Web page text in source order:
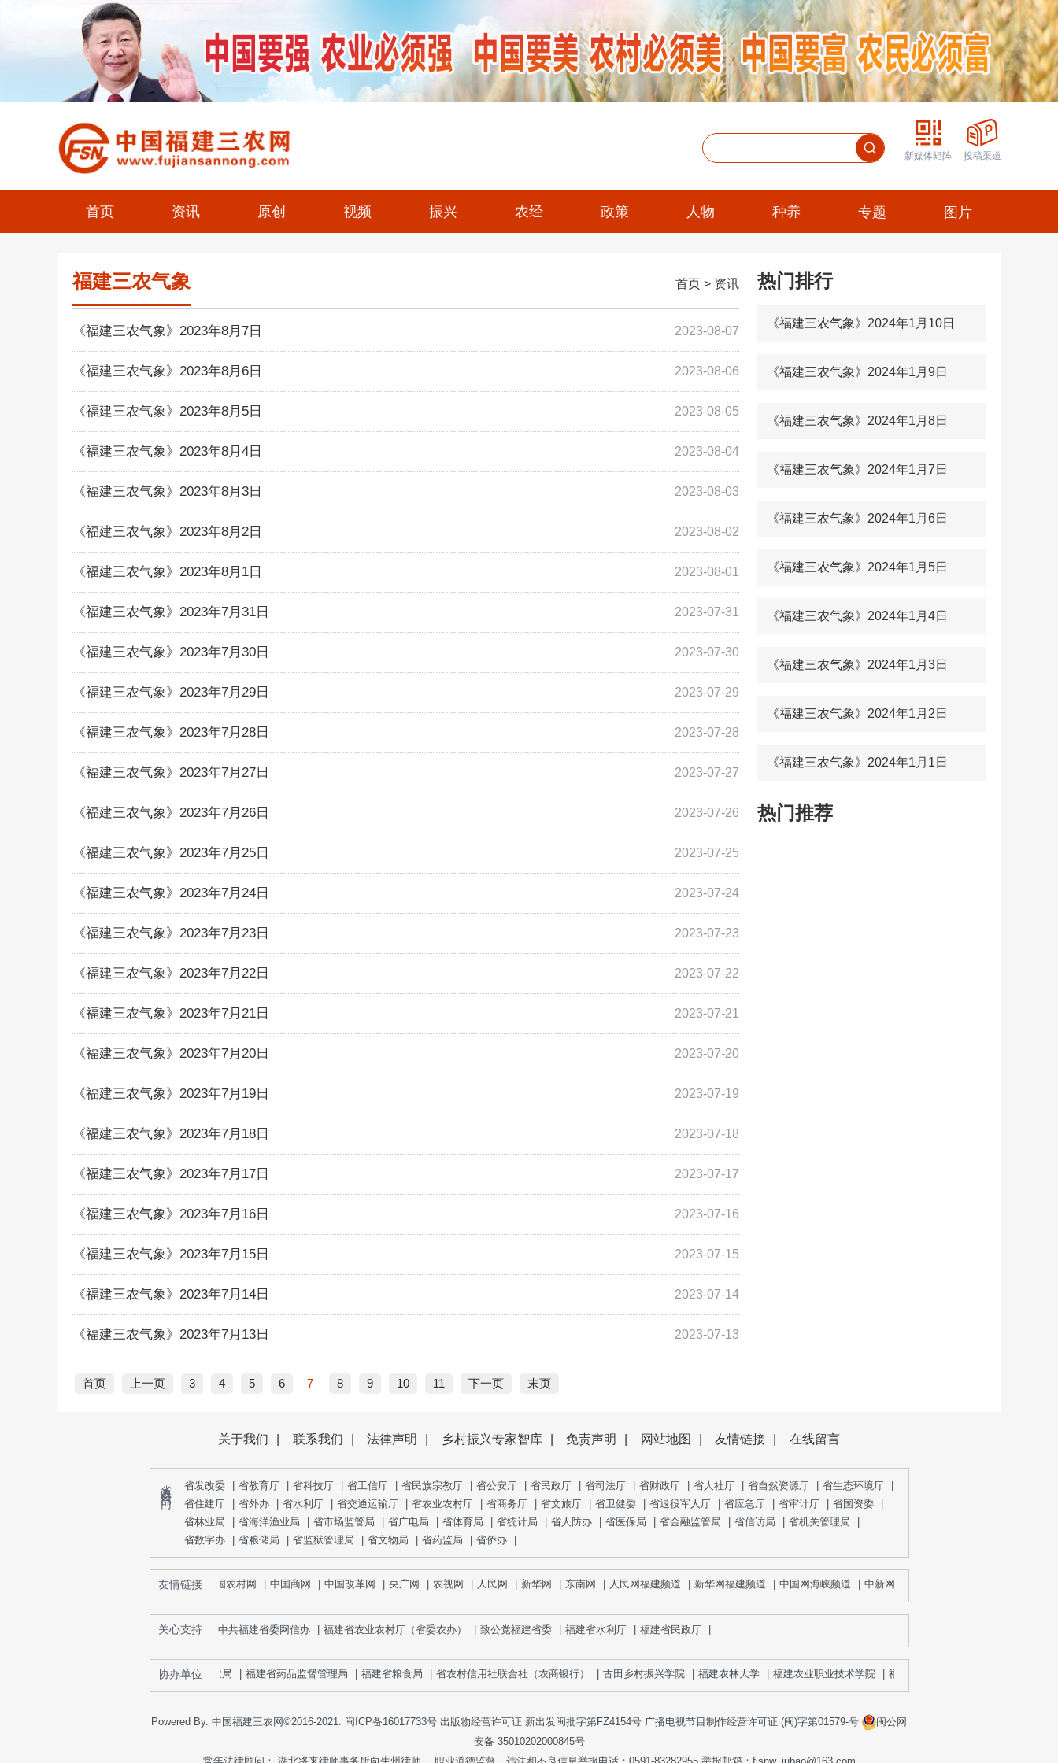
新媒体矩阵 投稿渠道
首页 资讯 原创 视频 振兴 农经 政策 人物 种养 专题 图片
福建三农气象 首页 > 资讯
《福建三农气象》2023年8月7日 2023-08-07
《福建三农气象》2023年8月6日 2023-08-06
《福建三农气象》2023年8月5日 2023-08-05
《福建三农气象》2023年8月4日 2023-08-04
《福建三农气象》2023年8月3日 2023-08-03
《福建三农气象》2023年8月2日 2023-08-02
《福建三农气象》2023年8月1日 2023-08-01
《福建三农气象》2023年7月31日 2023-07-31
《福建三农气象》2023年7月30日 2023-07-30
《福建三农气象》2023年7月29日 2023-07-29
《福建三农气象》2023年7月28日 2023-07-28
《福建三农气象》2023年7月27日 2023-07-27
《福建三农气象》2023年7月26日 2023-07-26
《福建三农气象》2023年7月25日 2023-07-25
《福建三农气象》2023年7月24日 2023-07-24
《福建三农气象》2023年7月23日 2023-07-23
《福建三农气象》2023年7月22日 2023-07-22
《福建三农气象》2023年7月21日 2023-07-21
《福建三农气象》2023年7月20日 2023-07-20
《福建三农气象》2023年7月19日 2023-07-19
《福建三农气象》2023年7月18日 2023-07-18
《福建三农气象》2023年7月17日 2023-07-17
《福建三农气象》2023年7月16日 2023-07-16
《福建三农气象》2023年7月15日 2023-07-15
《福建三农气象》2023年7月14日 2023-07-14
《福建三农气象》2023年7月13日 2023-07-13
首页 上一页 3 4 5 6 7 8 9 10 11 下一页 末页
热门排行
《福建三农气象》2024年1月10日
《福建三农气象》2024年1月9日
《福建三农气象》2024年1月8日
《福建三农气象》2024年1月7日
《福建三农气象》2024年1月6日
《福建三农气象》2024年1月5日
《福建三农气象》2024年1月4日
《福建三农气象》2024年1月3日
《福建三农气象》2024年1月2日
《福建三农气象》2024年1月1日
热门推荐
关于我们 联系我们 法律声明 乡村振兴专家智库 免责声明 网站地图 友情链接 在线留言
省 政 府 部 门 省发改委 省教育厅 省科技厅 省工信厅 省民族宗教厅 省公安厅 省民政厅 省司法厅 省财政厅 省人社厅 省自然资源厅 省生态环境厅
省住建厅
省外办 省水利厅 省交通运输厅 省农业农村厅 省商务厅 省文旅厅 省卫健委 省退役军人厅 省应急厅 省审计厅 省国资委
省林业局
省海洋渔业局 省市场监管局 省广电局 省体育局 省统计局 省人防办 省医保局 省金融监管局 省信访局 省机关管理局
省数字办
省粮储局 省监狱管理局 省文物局 省药监局 省侨办
友情链接中国农村网 中国商网 中国改革网 央广网 农视网 人民网 新华网 东南网 人民网福建频道 新华网福建频道 中国网海峡频道 中新网福建
关心支持 中共福建省委网信办 福建省农业农村厅（省委农办） 致公党福建省委 福建省水利厅 福建省民政厅
协办单位
福建省海洋与渔业局 福建省药品监督管理局 福建省粮食局 省农村信用社联合社（农商银行） 古田乡村振兴学院 | 福建农林大学 | 福建农业职业技术学院 | 福建省林业局
Powered By. 中国福建三农网©2016-2021. 闽ICP备16017733号 出版物经营许可证 新出发闽批字第FZ4154号 广播电视节目制作经营许可证 (闽)字第01579-号
闽公网
安备 35010202000845号